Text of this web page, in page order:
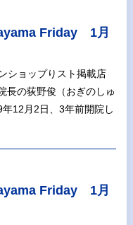
Friday 1月
ショップりスト掲載店
長の荻野俊（おぎのしゅ
12月2日、3年前開院し
Friday 1月